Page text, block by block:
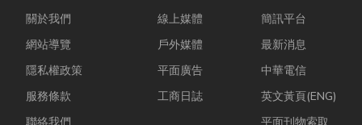
續震動...
雙手能快速更
換「專屬工
具」的...
的致命錯
誤。...
關於我們
網站導覽
隱私權政策
服務條款
聯絡我們
線上媒體
戶外媒體
平面廣告
工商日誌
簡訊平台
最新消息
中華電信
英文黃頁(ENG)
平面刊物索取